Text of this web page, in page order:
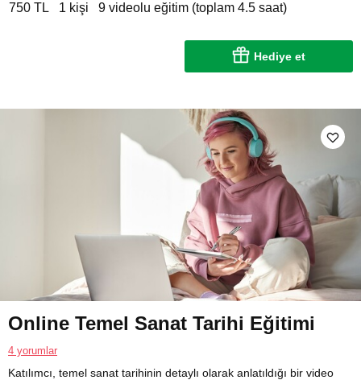
750 TL 1 kişi 9 videolu eğitim (toplam 4.5 saat)
Hediye et
Online Temel Sanat Tarihi Eğitimi
4 yorumlar
Katılımcı, temel sanat tarihinin detaylı olarak anlatıldığı bir video